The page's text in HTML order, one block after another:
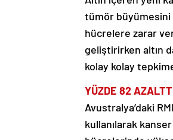
tümör büyümesini
hücrelere zarar
geliştirirken altın
kolay kolay
YÜZDE 82
Avustralya’daki
kullanılarak